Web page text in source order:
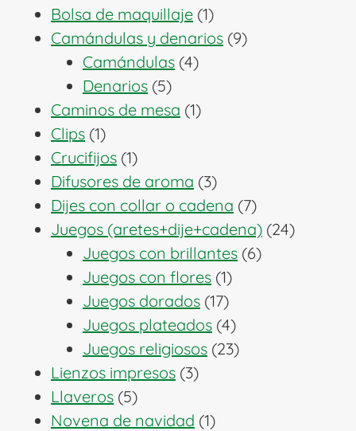
Bolsa de maquillaje 11
producto
Camándulas y denarios 99
Camándulas 44
Denarios 55
productos
Caminos de mesa 11
Clips 11
producto
Crucifijos 11
producto
Difusores de aroma 33
productos
Dijes con collar o cadena 77
productos
Juegos (aretes+dije+cadena) 2424
Juegos con brillantes 66
Juegos con flores 11
producto
Juegos dorados 1717
productos
Juegos plateados 44
productos
Juegos religiosos 2323
Lienzos impresos 33
Llaveros 55
productos
Novena de navidad 11